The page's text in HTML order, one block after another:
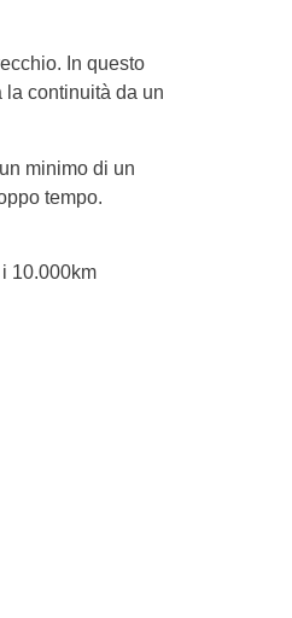
In questo
la continuità da un
minimo di un
tempo.
10.000km